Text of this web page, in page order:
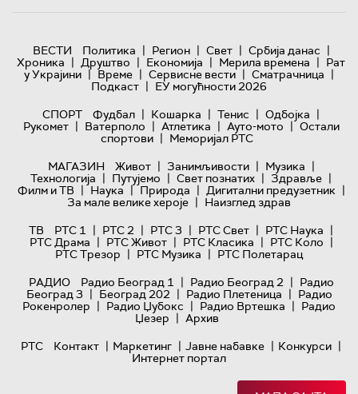
ВЕСТИ Политика | Регион | Свет | Србија данас |
Хроника | Друштво | Економија | Мерила времена | Рат
у Украјини | Време | Сервисне вести | Сматрачница |
Подкаст | ЕУ могућности 2026
СПОРТ
Фудбал | Кошарка | Тенис | Одбојка |
Рукомет | Ватерполо | Атлетика | Ауто-мото | Остали
спортови | Меморијал РТС
МАГАЗИН
Живот | Занимљивости | Музика |
Технологијa | Путујемо | Свет познатих | Здравље |
Филм и ТВ | Наука | Природа | Дигитални предузетник |
За мале велике хероје | Наизглед здрав
ТВ
РТС 1 | РТС 2 | РТС 3 | РТС Свет | РТС Наука |
РТС Драма | РТС Живот | РТС Класика | РТС Коло |
РТС Трезор | РТС Музика | РТС Полетарац
РАДИО
Радио Београд 1 | Радио Београд 2 | Радио
Београд 3 | Београд 202 | Радио Плетеница | Радио
Рокенролер | Радио Џубокс | Радио Вртешка | Радио
Џезер | Архив
РТС
Контакт | Маркетинг | Јавне набавке | Конкурси |
Интернет портал